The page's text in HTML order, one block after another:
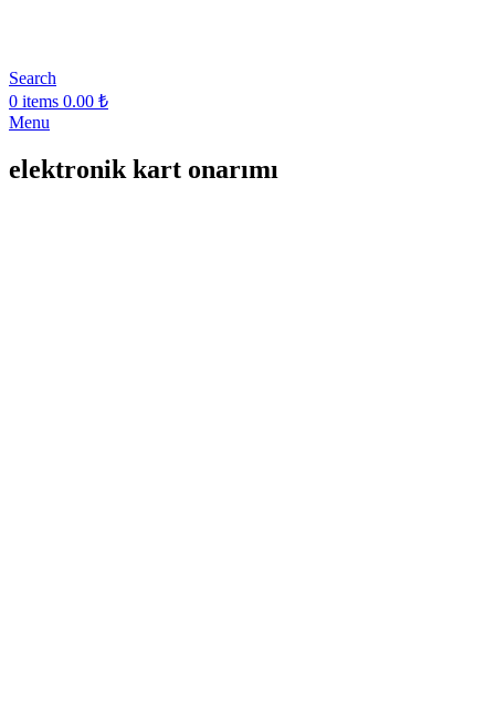
Search
0 items 0.00 ₺
Menu
elektronik kart onarımı